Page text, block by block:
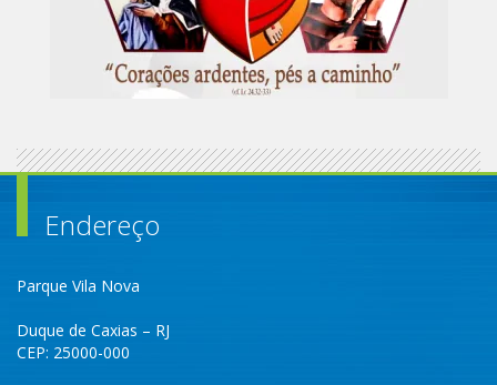
Endereço
Parque Vila Nova
Duque de Caxias – RJ
CEP: 25000-000